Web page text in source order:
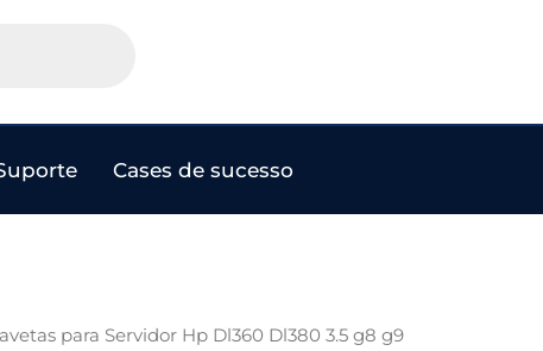
Cases de sucesso
para Servidor Hp Dl360 Dl380 3.5 g8 g9